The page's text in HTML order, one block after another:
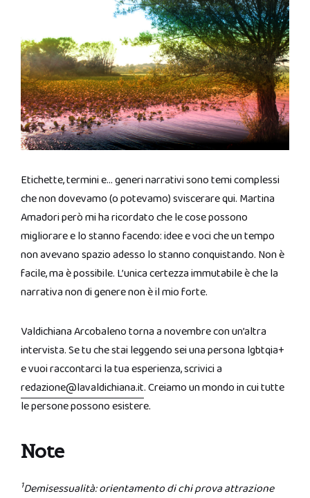
Etichette, termini e… generi narrativi sono temi complessi
che non dovevamo (o potevamo) sviscerare qui. Martina
Amadori però mi ha ricordato che le cose possono
migliorare e lo stanno facendo: idee e voci che un tempo
non avevano spazio adesso lo stanno conquistando. Non è
facile, ma è possibile. L’unica certezza immutabile è che la
narrativa non di genere non è il mio forte.
Valdichiana Arcobaleno torna a novembre con un’altra
intervista. Se tu che stai leggendo sei una persona lgbtqia+
e vuoi raccontarci la tua esperienza, scrivici a
redazione@lavaldichiana.it. Creiamo un mondo in cui tutte
le persone possono esistere.
Note
1Demisessualità: orientamento di chi prova attrazione